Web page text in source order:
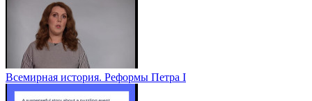
Всемирная история. Реформы Петра I